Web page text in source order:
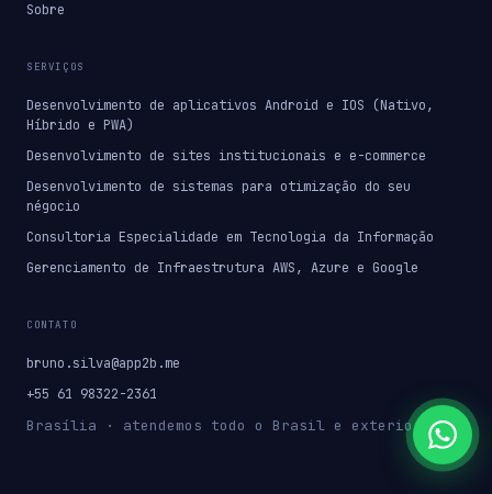
Sobre
SERVIÇOS
Desenvolvimento de aplicativos Android e IOS (Nativo,
Híbrido e PWA)
Desenvolvimento de sites institucionais e e-commerce
Desenvolvimento de sistemas para otimização do seu
négocio
Consultoria Especialidade em Tecnologia da Informação
Gerenciamento de Infraestrutura AWS, Azure e Google
CONTATO
bruno.silva@app2b.me
+55 61 98322-2361
Brasília · atendemos todo o Brasil e exterior